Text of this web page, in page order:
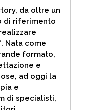
da oltre un
di riferimento
Nata come
formato,
e
ad oggi la
e
di specialisti,